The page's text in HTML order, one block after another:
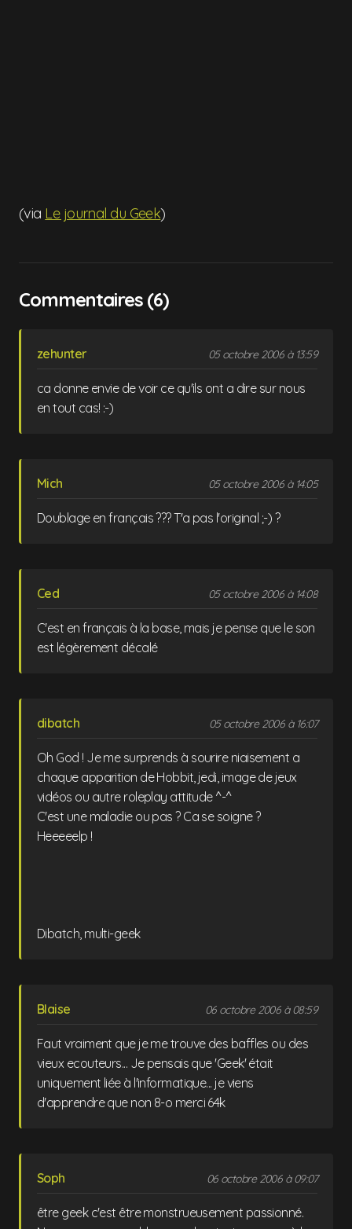
(via Le journal du Geek)
Commentaires (6)
zehunter 05 octobre 2006 à 13:59
ca donne envie de voir ce qu'ils ont a dire sur nous
en tout cas! :-)
Mich 05 octobre 2006 à 14:05
Doublage en français ??? T'a pas l'original ;-) ?
Ced 05 octobre 2006 à 14:08
C'est en français à la base, mais je pense que le son
est légèrement décalé
dibatch 05 octobre 2006 à 16:07
Oh God ! Je me surprends à sourire niaisement a
chaque apparition de Hobbit, jedi, image de jeux
vidéos ou autre roleplay attitude ^-^
C'est une maladie ou pas ? Ca se soigne ?
Heeeeelp !
Dibatch, multi-geek
Blaise 06 octobre 2006 à 08:59
Faut vraiment que je me trouve des baffles ou des
vieux ecouteurs... Je pensais que 'Geek' était
uniquement liée à l'informatique... je viens
d'apprendre que non 8-o merci 64k
Soph 06 octobre 2006 à 09:07
être geek c'est être monstrueusement passionné.